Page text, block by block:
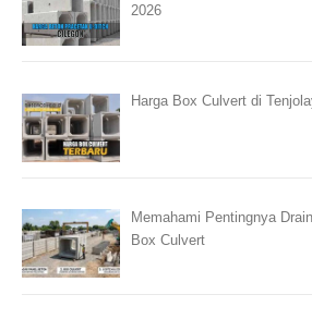
2026
Harga Box Culvert di
Memahami Pentingnya
Box Culvert